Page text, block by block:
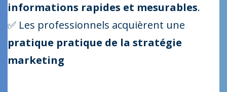
informations rapides et mesurables.
✅ Les professionnels acquièrent une
pratique pratique de la stratégie
marketing